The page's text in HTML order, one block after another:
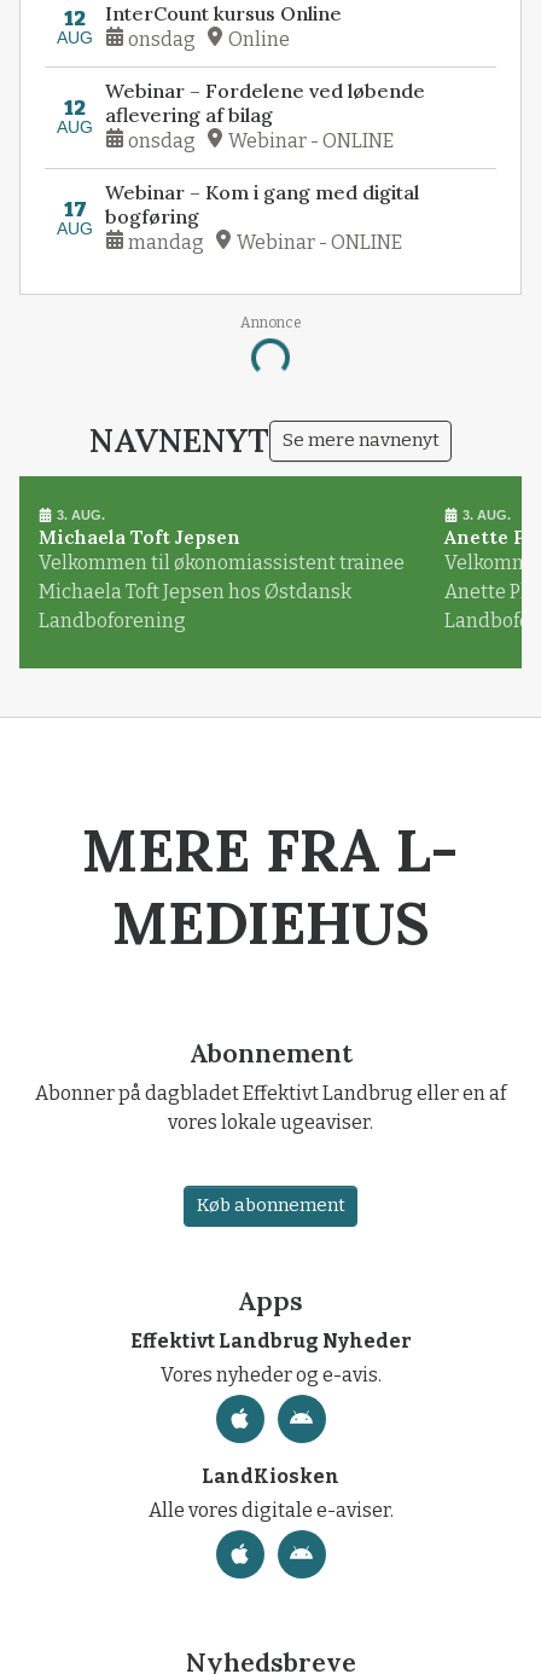
12
AUG
InterCount kursus Online
onsdag Online
12
AUG
Webinar – Fordelene ved løbende
aflevering af bilag
onsdag Webinar - ONLINE
17
AUG
Webinar – Kom i gang med digital
bogføring
mandag Webinar - ONLINE
Annonce
Loading...
NAVNENYT Se mere navnenyt
3. AUG.
Michaela Toft Jepsen
Velkommen til økonomiassistent trainee
Michaela Toft Jepsen hos Østdansk
Landboforening
3. AUG.
Anette
Anette
MERE FRA L-
MEDIEHUS
Abonnement
Abonner på dagbladet Effektivt Landbrug eller en af
vores lokale ugeaviser.
Køb abonnement
Apps
Effektivt Landbrug Nyheder
Vores nyheder og e-avis.
LandKiosken
Alle vores digitale e-aviser.
Nyhedsbreve